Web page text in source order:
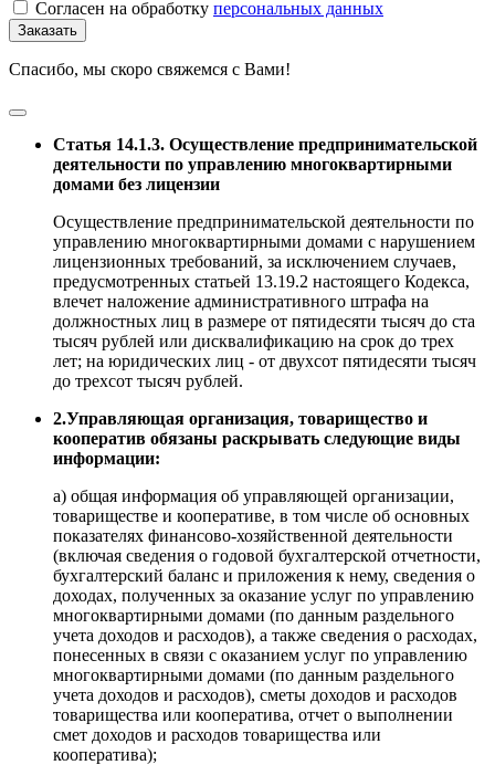
Согласен на обработку персональных данных
Заказать
Спасибо, мы скоро свяжемся с Вами!
Статья 14.1.3. Осуществление предпринимательской
деятельности по управлению многоквартирными
домами без лицензии
Осуществление предпринимательской деятельности по
управлению многоквартирными домами с нарушением
лицензионных требований, за исключением случаев,
предусмотренных статьей 13.19.2 настоящего Кодекса,
влечет наложение административного штрафа на
должностных лиц в размере от пятидесяти тысяч до ста
тысяч рублей или дисквалификацию на срок до трех
лет; на юридических лиц - от двухсот пятидесяти тысяч
до трехсот тысяч рублей.
2.Управляющая организация, товарищество и
кооператив обязаны раскрывать следующие виды
информации:
а) общая информация об управляющей организации,
товариществе и кооперативе, в том числе об основных
показателях финансово-хозяйственной деятельности
(включая сведения о годовой бухгалтерской отчетности,
бухгалтерский баланс и приложения к нему, сведения о
доходах, полученных за оказание услуг по управлению
многоквартирными домами (по данным раздельного
учета доходов и расходов), а также сведения о расходах,
понесенных в связи с оказанием услуг по управлению
многоквартирными домами (по данным раздельного
учета доходов и расходов), сметы доходов и расходов
товарищества или кооператива, отчет о выполнении
смет доходов и расходов товарищества или
кооператива);